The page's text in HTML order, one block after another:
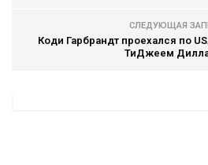
СЛЕДУЮЩАЯ
Коди Гарбрандт проехался по
ТиДжеем